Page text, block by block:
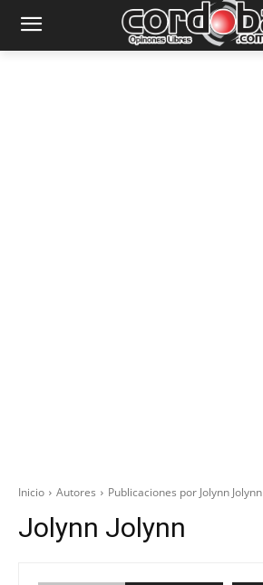
Inicio Autores Publicaciones por Jolynn Jolynn
Jolynn Jolynn